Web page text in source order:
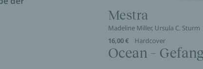
Mestra
Madeline Miller, Ursula C. Sturm
16,00 €
Hardcover
Ocean –